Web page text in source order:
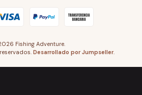
Fishing Adventure.
Desarrollado por Jumpseller.